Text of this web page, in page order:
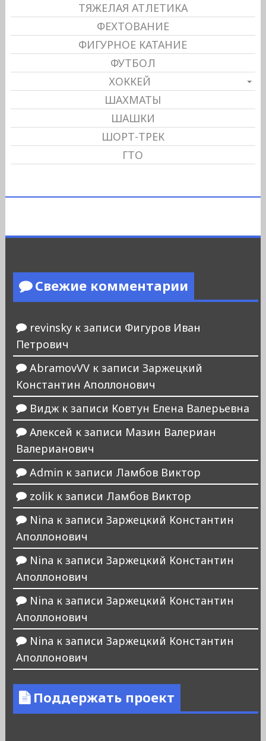
ТЯЖЕЛАЯ АТЛЕТИКА
ФЕХТОВАНИЕ
ФИГУРНОЕ КАТАНИЕ
ФУТБОЛ
ХОККЕЙ
ШАХМАТЫ
ШАШКИ
ШОРТ-ТРЕК
ГТО
Свежие комментарии
revinskyк записи Фигуров Иван
Петрович
AbramovVVк записи Заржецкий
Константин Аполлонович
Виджк записи Ковтун Елена Валерьевна
Алексей к записи Мазин Валериан
Валерианович
Admin к записи Ламбов Виктор
zolikк записи Ламбов Виктор
Nina к записи Заржецкий Константин
Аполлонович
Nina к записи Заржецкий Константин
Аполлонович
Nina к записи Заржецкий Константин
Аполлонович
Nina к записи Заржецкий Константин
Аполлонович
Поддержать проект